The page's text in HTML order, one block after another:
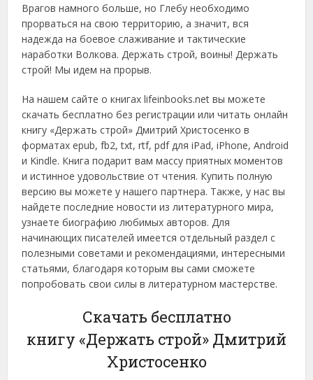
Врагов намного больше, но Глебу необходимо
прорваться на свою территорию, а значит, вся
надежда на боевое слаживание и тактические
наработки Волкова. Держать строй, воины! Держать
строй! Мы идем на прорыв.
На нашем сайте о книгах lifeinbooks.net вы можете
скачать бесплатно без регистрации или читать онлайн
книгу «Держать строй» Дмитрий Христосенко в
форматах epub, fb2, txt, rtf, pdf для iPad, iPhone, Android
и Kindle. Книга подарит вам массу приятных моментов
и истинное удовольствие от чтения. Купить полную
версию вы можете у нашего партнера. Также, у нас вы
найдете последние новости из литературного мира,
узнаете биографию любимых авторов. Для
начинающих писателей имеется отдельный раздел с
полезными советами и рекомендациями, интересными
статьями, благодаря которым вы сами сможете
попробовать свои силы в литературном мастерстве.
Скачать бесплатно
книгу «Держать строй» Дмитрий
Христосенко